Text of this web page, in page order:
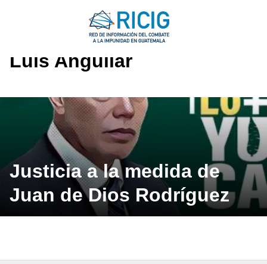
Luis Anguilar
Justicia a la medida de
Juan de Dios Rodríguez